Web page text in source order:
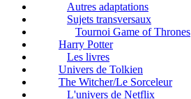
Autres adaptations
Sujets transversaux
Tournoi Game of Thrones
Harry Potter
Les livres
Univers de Tolkien
The Witcher/Le Sorceleur
L'univers de Netflix